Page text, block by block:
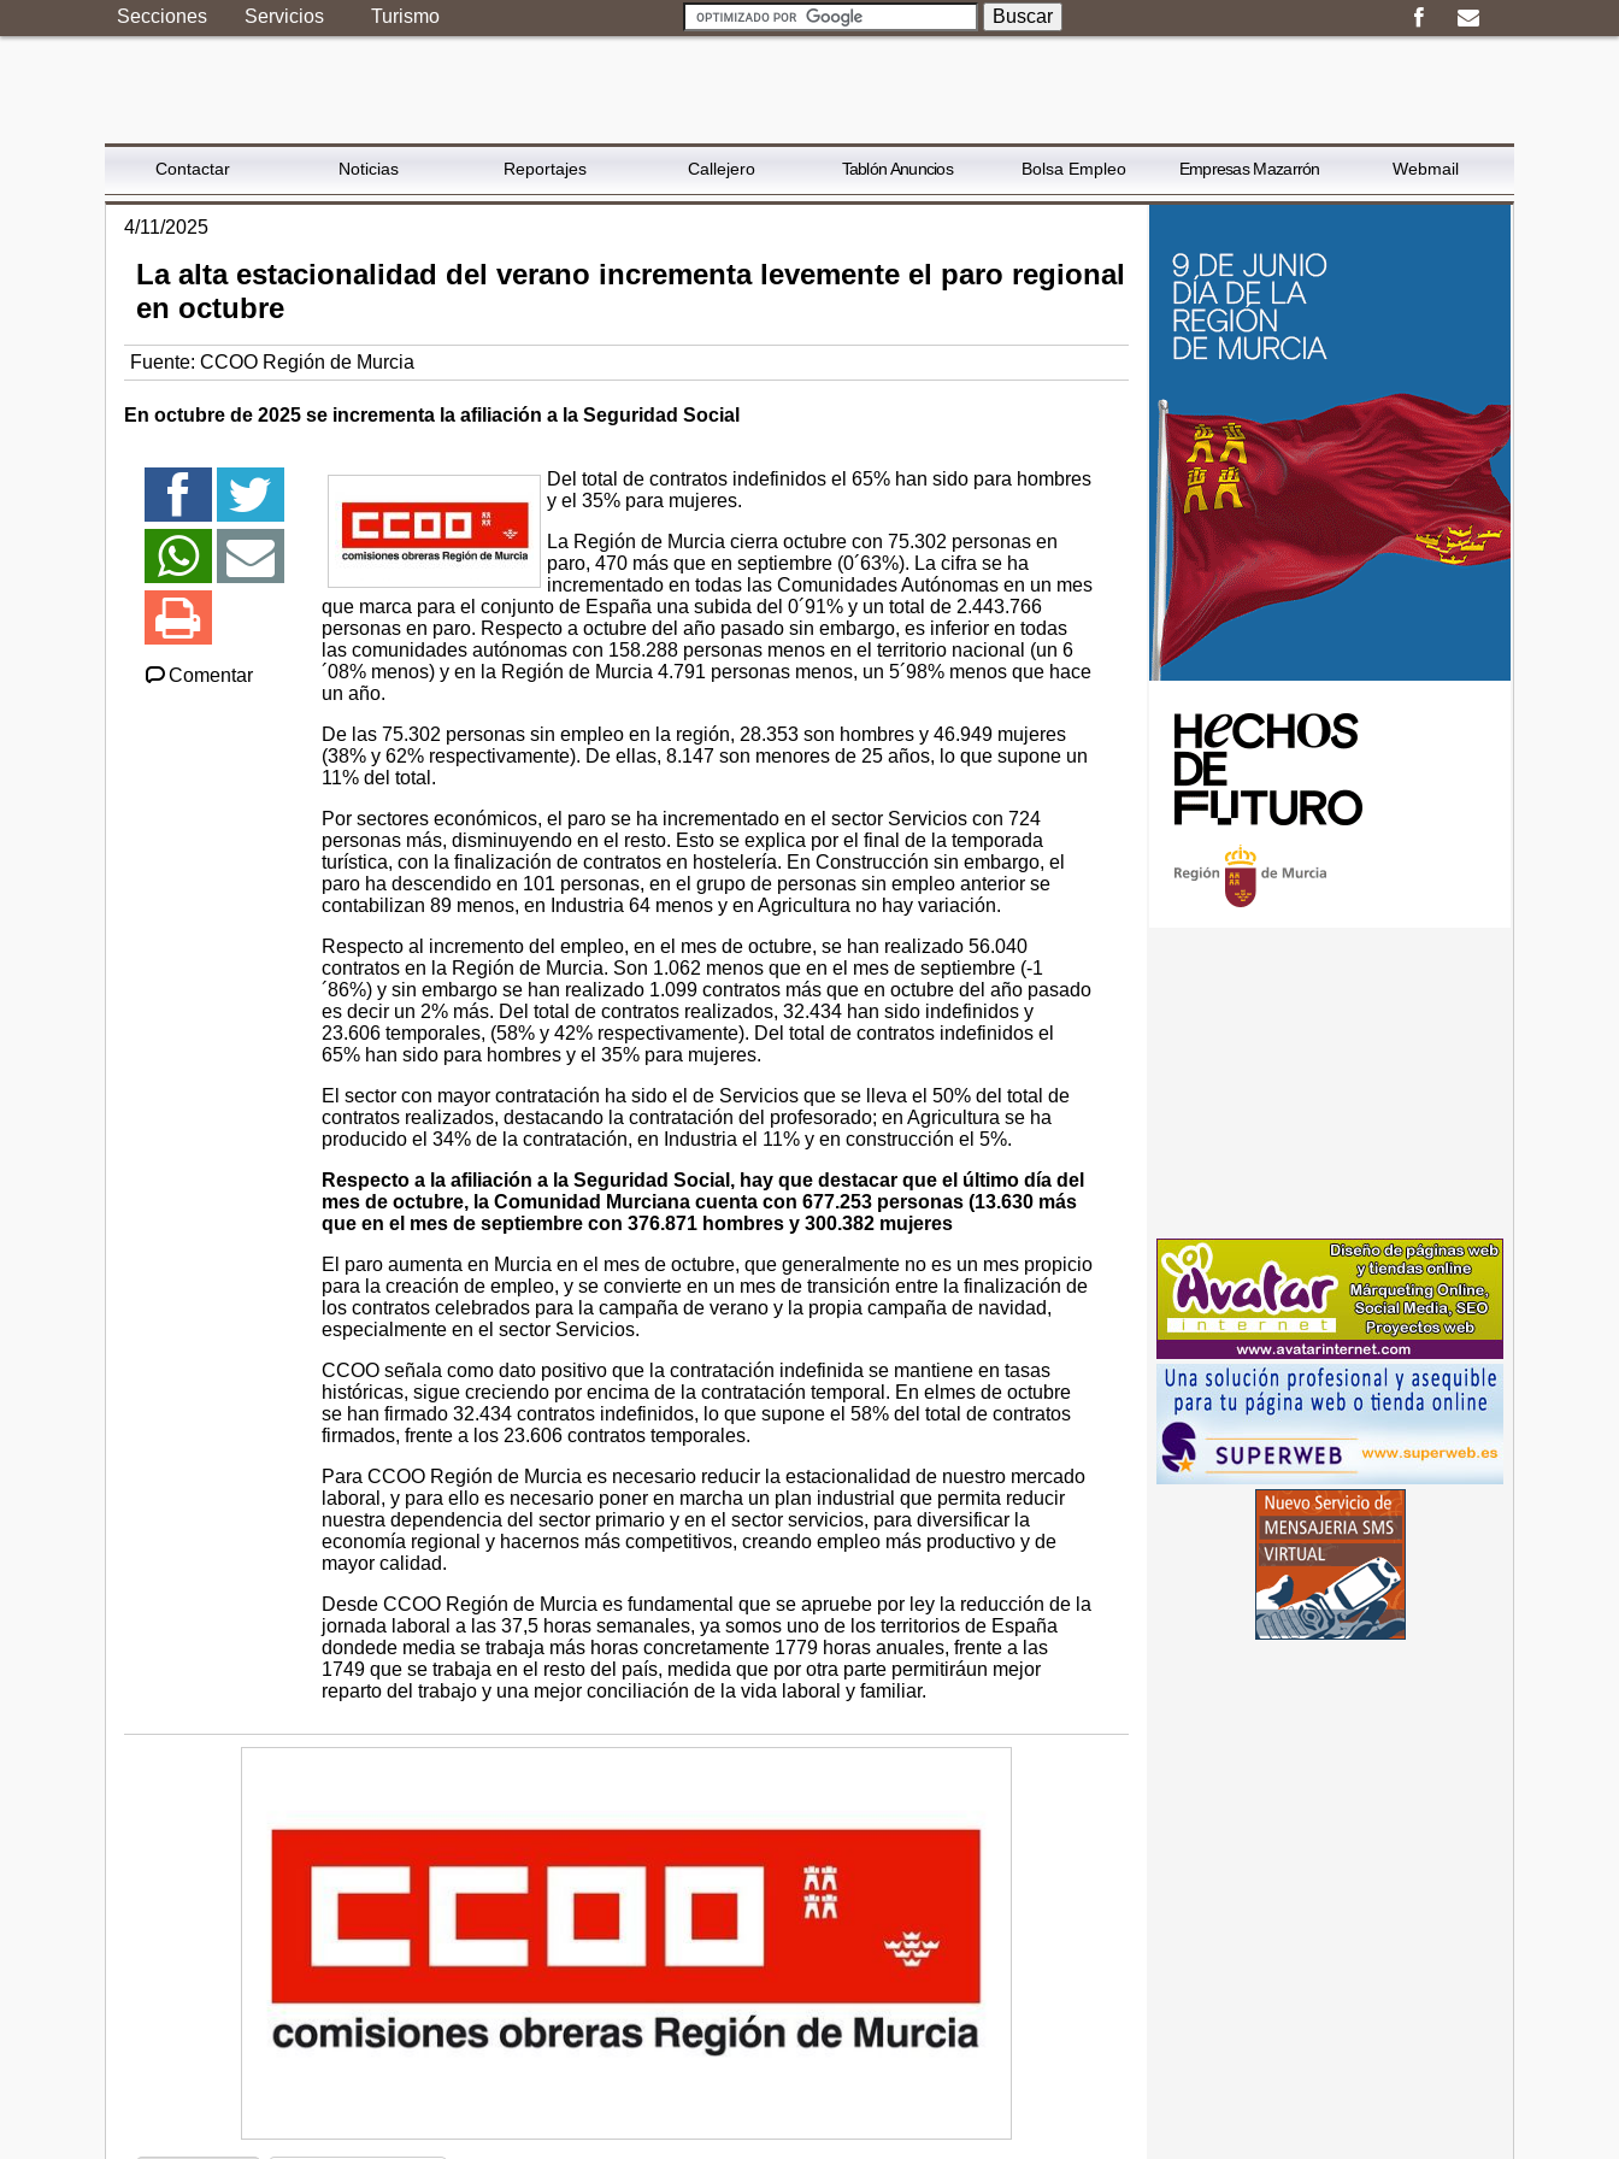
Secciones Servicios Turismo
Contactar Noticias Reportajes Callejero Tablón Anuncios Bolsa Empleo Empresas Mazarrón Webmail
4/11/2025
La alta estacionalidad del verano incrementa levemente el paro regional
en octubre
Fuente: CCOO Región de Murcia
En octubre de 2025 se incrementa la afiliación a la Seguridad Social
Comentar
Del total de contratos indefinidos el 65% han sido para hombres
y el 35% para mujeres.
La Región de Murcia cierra octubre con 75.302 personas en
paro, 470 más que en septiembre (0´63%). La cifra se ha
incrementado en todas las Comunidades Autónomas en un mes
que marca para el conjunto de España una subida del 0´91% y un total de 2.443.766
personas en paro. Respecto a octubre del año pasado sin embargo, es inferior en todas
las comunidades autónomas con 158.288 personas menos en el territorio nacional (un 6
´08% menos) y en la Región de Murcia 4.791 personas menos, un 5´98% menos que hace
un año.
De las 75.302 personas sin empleo en la región, 28.353 son hombres y 46.949 mujeres
(38% y 62% respectivamente). De ellas, 8.147 son menores de 25 años, lo que supone un
11% del total.
Por sectores económicos, el paro se ha incrementado en el sector Servicios con 724
personas más, disminuyendo en el resto. Esto se explica por el final de la temporada
turística, con la finalización de contratos en hostelería. En Construcción sin embargo, el
paro ha descendido en 101 personas, en el grupo de personas sin empleo anterior se
contabilizan 89 menos, en Industria 64 menos y en Agricultura no hay variación.
Respecto al incremento del empleo, en el mes de octubre, se han realizado 56.040
contratos en la Región de Murcia. Son 1.062 menos que en el mes de septiembre (-1
´86%) y sin embargo se han realizado 1.099 contratos más que en octubre del año pasado
es decir un 2% más. Del total de contratos realizados, 32.434 han sido indefinidos y
23.606 temporales, (58% y 42% respectivamente). Del total de contratos indefinidos el
65% han sido para hombres y el 35% para mujeres.
El sector con mayor contratación ha sido el de Servicios que se lleva el 50% del total de
contratos realizados, destacando la contratación del profesorado; en Agricultura se ha
producido el 34% de la contratación, en Industria el 11% y en construcción el 5%.
Respecto a la afiliación a la Seguridad Social, hay que destacar que el último día del
mes de octubre, la Comunidad Murciana cuenta con 677.253 personas (13.630 más
que en el mes de septiembre con 376.871 hombres y 300.382 mujeres
El paro aumenta en Murcia en el mes de octubre, que generalmente no es un mes propicio
para la creación de empleo, y se convierte en un mes de transición entre la finalización de
los contratos celebrados para la campaña de verano y la propia campaña de navidad,
especialmente en el sector Servicios.
CCOO señala como dato positivo que la contratación indefinida se mantiene en tasas
históricas, sigue creciendo por encima de la contratación temporal. En elmes de octubre
se han firmado 32.434 contratos indefinidos, lo que supone el 58% del total de contratos
firmados, frente a los 23.606 contratos temporales.
Para CCOO Región de Murcia es necesario reducir la estacionalidad de nuestro mercado
laboral, y para ello es necesario poner en marcha un plan industrial que permita reducir
nuestra dependencia del sector primario y en el sector servicios, para diversificar la
economía regional y hacernos más competitivos, creando empleo más productivo y de
mayor calidad.
Desde CCOO Región de Murcia es fundamental que se apruebe por ley la reducción de la
jornada laboral a las 37,5 horas semanales, ya somos uno de los territorios de España
dondede media se trabaja más horas concretamente 1779 horas anuales, frente a las
1749 que se trabaja en el resto del país, medida que por otra parte permitiráun mejor
reparto del trabajo y una mejor conciliación de la vida laboral y familiar.